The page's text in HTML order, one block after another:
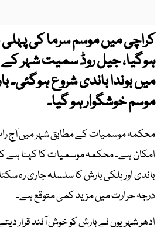
کراچی میں موسم سرما کی پہلی
ہوگیا، جیل روڈ سمیت شہر
میں بوندا باندی شروع
موسم خوشگوار ہو گیا۔
محکمہ موسمیات کے مطابق شہر میں آج
امکان ہے۔ محکمہ موسمیات کا کہنا ہے
باندی اور ہلکی بارش کا سلسلہ جاری رہ
درجہ حرارت میں مزید کمی متوقع ہے۔
ادھر شہریوں نے بارش کو خوش آئند قرار